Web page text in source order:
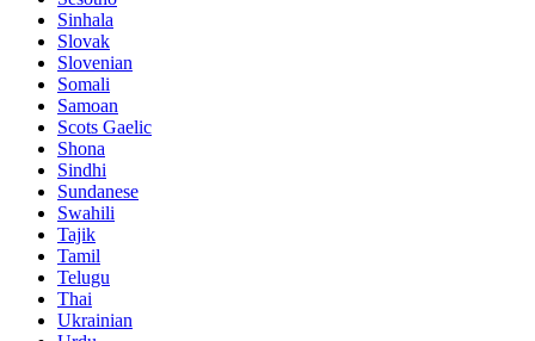
Sinhala
Slovak
Slovenian
Somali
Samoan
Scots Gaelic
Shona
Sindhi
Sundanese
Swahili
Tajik
Tamil
Telugu
Thai
Ukrainian